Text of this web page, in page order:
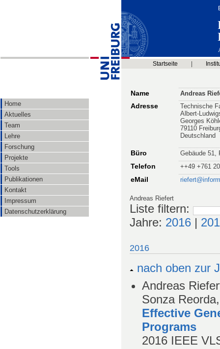
Home
Aktuelles
Team
Lehre
Forschung
Projekte
Tools
Publikationen
Kontakt
Impressum
Datenschutzerklärung
Startseite
Name Andreas
Adresse
Technische
Albert-
Georges
79110
Deutschland
Büro Gebäude 51,
Telefon ++49 +761
eMail
Andreas Riefert
Liste filtern:
Jahre: 2016 |
2016
nach oben zur
Andreas
Sonza
Effective
Programs
2016 IEEE